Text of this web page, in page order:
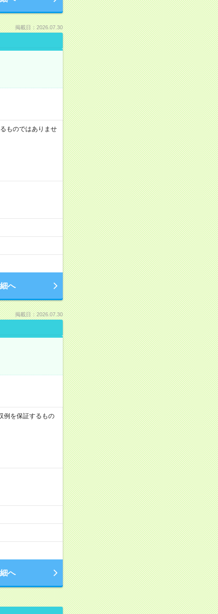
掲載日：2026.07.30
ものではありませ
へ
掲載日：2026.07.30
を保証するもの
へ